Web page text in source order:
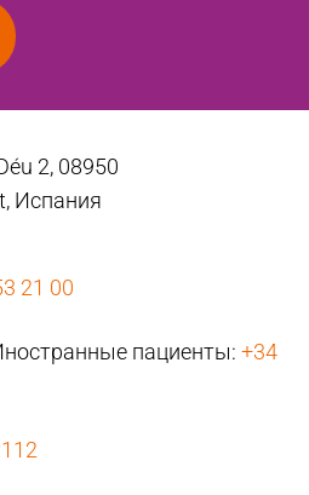
2, 08950
Испания
21 00
пациенты: +34
112